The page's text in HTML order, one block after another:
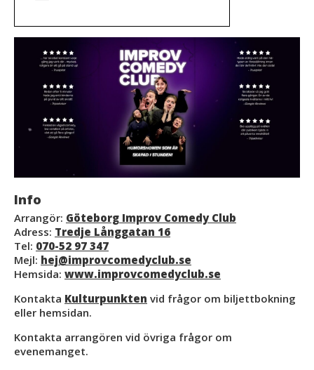
Info
Arrangör: Göteborg Improv Comedy Club
Adress: Tredje Långgatan 16
Tel: 070-52 97 347
Mejl: hej@improvcomedyclub.se
Hemsida: www.improvcomedyclub.se
Kontakta Kulturpunkten vid frågor om biljettbokning
eller hemsidan.
Kontakta arrangören vid övriga frågor om
evenemanget.